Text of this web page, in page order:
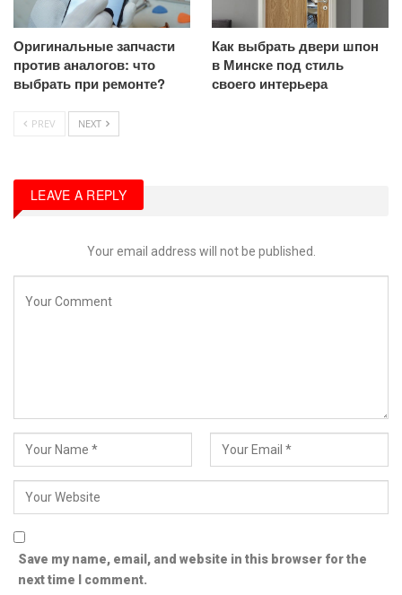
Оригинальные запчасти
против аналогов: что
выбрать при ремонте?
Как выбрать двери шпон
в Минске под стиль
своего интерьера
PREV NEXT
LEAVE A REPLY
Your email address will not be published.
Save my name, email, and website in this browser for the
next time I comment.